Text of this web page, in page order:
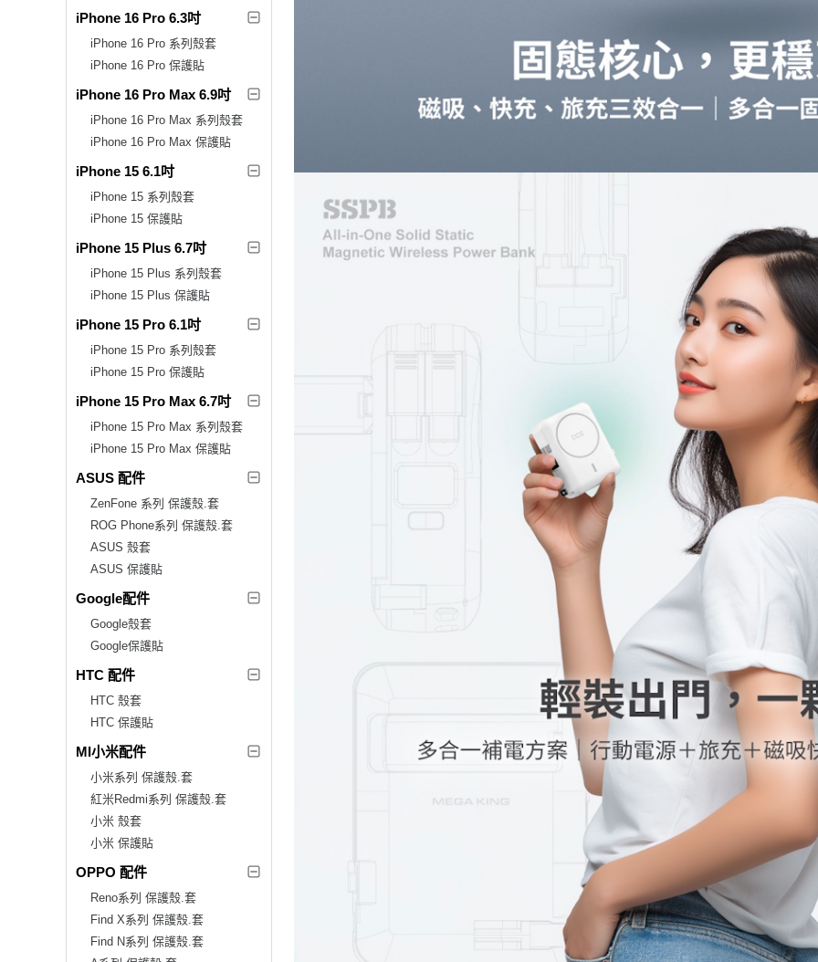
iPhone 16 Pro 6.3吋
iPhone 16 Pro 系列殼套
iPhone 16 Pro 保護貼
iPhone 16 Pro Max 6.9吋
iPhone 16 Pro Max 系列殼套
iPhone 16 Pro Max 保護貼
iPhone 15 6.1吋
iPhone 15 系列殼套
iPhone 15 保護貼
iPhone 15 Plus 6.7吋
iPhone 15 Plus 系列殼套
iPhone 15 Plus 保護貼
iPhone 15 Pro 6.1吋
iPhone 15 Pro 系列殼套
iPhone 15 Pro 保護貼
iPhone 15 Pro Max 6.7吋
iPhone 15 Pro Max 系列殼套
iPhone 15 Pro Max 保護貼
ASUS 配件
ZenFone 系列 保護殼.套
ROG Phone系列 保護殼.套
ASUS 殼套
ASUS 保護貼
Google配件
Google殼套
Google保護貼
HTC 配件
HTC 殼套
HTC 保護貼
MI小米配件
小米系列 保護殼.套
紅米Redmi系列 保護殼.套
小米 殼套
小米 保護貼
OPPO 配件
Reno系列 保護殼.套
Find X系列 保護殼.套
Find N系列 保護殼.套